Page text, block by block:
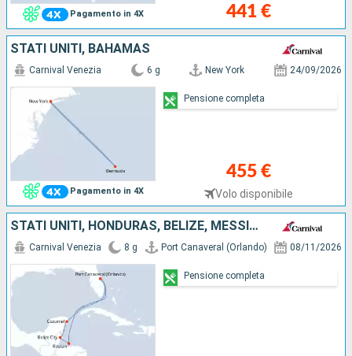
Pagamento in 4X 441 €
STATI UNITI, BAHAMAS
Pagamento in 4X
Carnival Venezia 6 g New York 24/09/2026
455 €
Volo disponibile
Pensione completa
STATI UNITI, HONDURAS, BELIZE, MESSICO
Carnival Venezia 8 g Port Canaveral (Orlando) 08/11/2026
Pensione completa